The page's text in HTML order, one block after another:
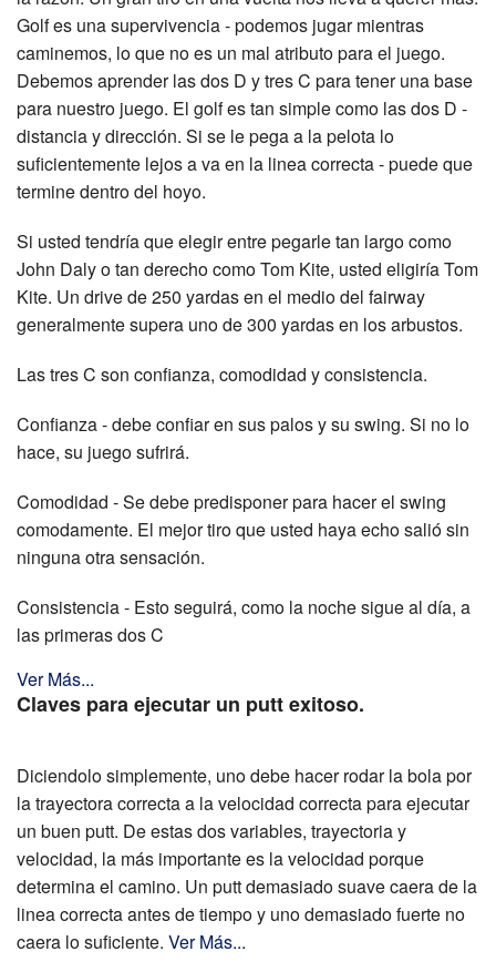
Golf es una supervivencia - podemos jugar mientras
caminemos, lo que no es un mal atributo para el juego.
Debemos aprender las dos D y tres C para tener una base
para nuestro juego. El golf es tan simple como las dos D -
distancia y dirección. Si se le pega a la pelota lo
suficientemente lejos a va en la linea correcta - puede que
termine dentro del hoyo.
Si usted tendría que elegir entre pegarle tan largo como
John Daly o tan derecho como Tom Kite, usted eligiría Tom
Kite. Un drive de 250 yardas en el medio del fairway
generalmente supera uno de 300 yardas en los arbustos.
Las tres C son confianza, comodidad y consistencia.
Confianza - debe confiar en sus palos y su swing. Si no lo
hace, su juego sufrirá.
Comodidad - Se debe predisponer para hacer el swing
comodamente. El mejor tiro que usted haya echo salió sin
ninguna otra sensación.
Consistencia - Esto seguirá, como la noche sigue al día, a
las primeras dos C
Ver Más...
Claves para ejecutar un putt exitoso.
Diciendolo simplemente, uno debe hacer rodar la bola por
la trayectora correcta a la velocidad correcta para ejecutar
un buen putt. De estas dos variables, trayectoria y
velocidad, la más importante es la velocidad porque
determina el camino. Un putt demasiado suave caera de la
linea correcta antes de tiempo y uno demasiado fuerte no
caera lo suficiente. Ver Más...